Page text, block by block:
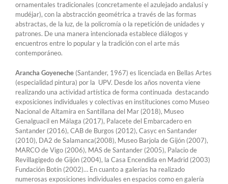
ornamentales tradicionales (concretamente el azulejado andalusí y
mudéjar), con la abstracción geométrica a través de las formas
abstractas, de la luz, de la policromía o la repetición de unidades y
patrones. De una manera intencionada establece diálogos y
encuentros entre lo popular y la tradición con el arte más
contemporáneo.
Arancha Goyeneche (Santander, 1967) es licenciada en Bellas Artes
(especialidad pintura) por la UPV. Desde los años noventa viene
realizando una actividad artística de forma continuada destacando
exposiciones individuales y colectivas en instituciones como Museo
Nacional de Altamira en Santillana del Mar (2018), Museo
Genalguacil en Málaga (2017), Palacete del Embarcadero en
Santander (2016), CAB de Burgos (2012), Casyc en Santander
(2010), DA2 de Salamanca(2008), Museo Barjola de Gijón (2007),
MARCO de Vigo (2006), MAS de Santander (2005), Palacio de
Revillagigedo de Gijón (2004), la Casa Encendida en Madrid (2003)
Fundación Botín (2002)… En cuanto a galerías ha realizado
numerosas exposiciones individuales en espacios como en galería